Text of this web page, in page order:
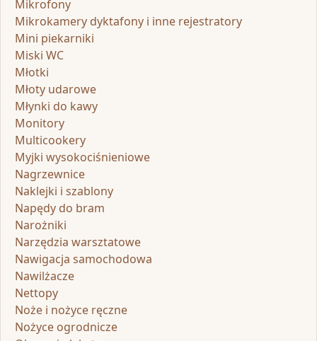
Mikrofony
Mikrokamery dyktafony i inne rejestratory
Mini piekarniki
Miski WC
Młotki
Młoty udarowe
Młynki do kawy
Monitory
Multicookery
Myjki wysokociśnieniowe
Nagrzewnice
Naklejki i szablony
Napędy do bram
Narożniki
Narzędzia warsztatowe
Nawigacja samochodowa
Nawilżacze
Nettopy
Noże i nożyce ręczne
Nożyce ogrodnicze